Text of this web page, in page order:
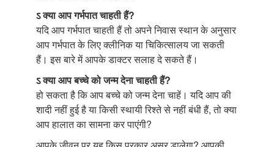
ऽ क्या आप गर्भपात चाहती हैं?
यदि आप गर्भपात चाहती हैं तो अपने निवास स्थान के अनुसार
आप गर्भपात के लिए क्लीनिक या चिकित्सालय जा सकती
हैं। इस बारे में आपके डाक्टर सलाह दे सकते हैं।
ऽ क्या आप बच्चे को जन्म देना चाहती हैं?
हो सकता है कि आप बच्चे को जन्म देना चाहें। यदि आप की
शादी नहीं हुई है या किसी स्थायी रिश्ते से नहीं बंधी हैं, तो क्या
आप हालात का सामना कर पाएंगी?